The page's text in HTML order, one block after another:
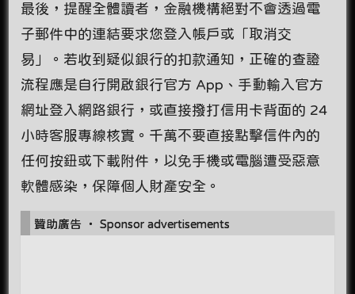
最後，提醒全體讀者，金融機構絕對不會透過電
子郵件中的連結要求您登入帳戶或「取消交
易」。若收到疑似銀行的扣款通知，正確的查證
流程應是自行開啟銀行官方 App、手動輸入官方
網址登入網路銀行，或直接撥打信用卡背面的 24
小時客服專線核實。千萬不要直接點擊信件內的
任何按鈕或下載附件，以免手機或電腦遭受惡意
軟體感染，保障個人財產安全。
贊助廣告 ‧ Sponsor advertisements